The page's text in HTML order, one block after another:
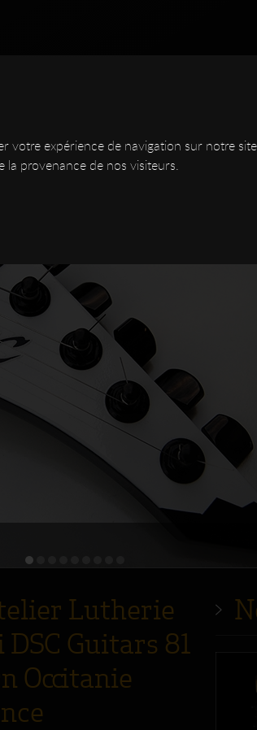
votre expérience de navigation sur notre
provenance de nos visiteurs.
Lutherie
DSC Guitars 81
Occitanie